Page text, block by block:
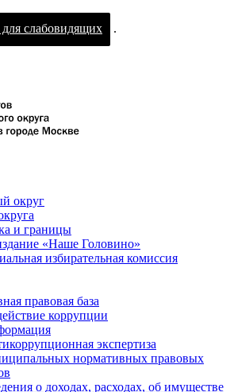
для слабовидящих .
округ
и границы
«Наше Головино»
избирательная комиссия
правовая база
коррупции
экспертиза
нормативных правовых
о доходах, расходах, об имуществе